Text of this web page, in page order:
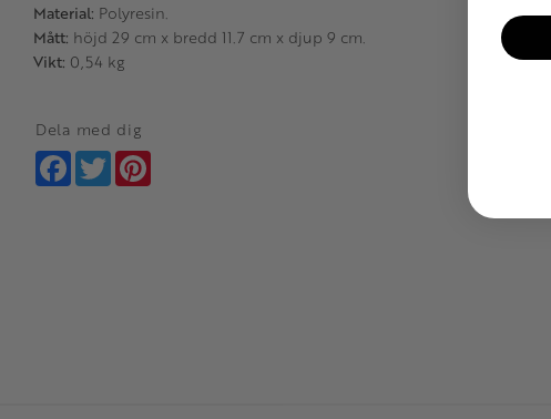
Material: Polyresin.
Mått: höjd 29 cm x bredd 11.7 cm x djup 9 cm.
Vikt: 0,54 kg
Dela med dig
Facebook
Twitter